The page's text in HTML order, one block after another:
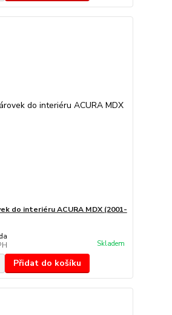
do interiéru ACURA MDX (2001-
Skladem
Přidat do košíku